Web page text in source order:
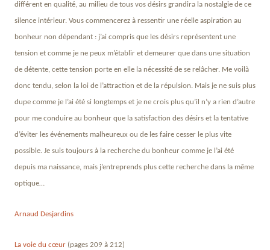
différent en qualité, au milieu de tous vos désirs grandira la nostalgie de ce
silence intérieur. Vous commencerez à ressentir une réelle aspiration au
bonheur non dépendant : j’ai compris que les désirs représentent une
tension et comme je ne peux m’établir et demeurer que dans une situation
de détente, cette tension porte en elle la nécessité de se relâcher. Me voilà
donc tendu, selon la loi de l’attraction et de la répulsion. Mais je ne suis plus
dupe comme je l’ai été si longtemps et je ne crois plus qu’il n’y a rien d’autre
pour me conduire au bonheur que la satisfaction des désirs et la tentative
d’éviter les événements malheureux ou de les faire cesser le plus vite
possible. Je suis toujours à la recherche du bonheur comme je l’ai été
depuis ma naissance, mais j’entreprends plus cette recherche dans la même
optique…
Arnaud Desjardins
La voie du cœur (pages 209 à 212)